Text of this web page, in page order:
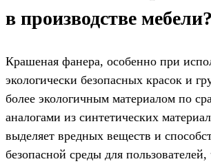
в производстве мебели?
Крашеная фанера, особенно при
экологически безопасных красок и
более экологичным материалом по
аналогами из синтетических
выделяет вредных веществ и
безопасной среды для